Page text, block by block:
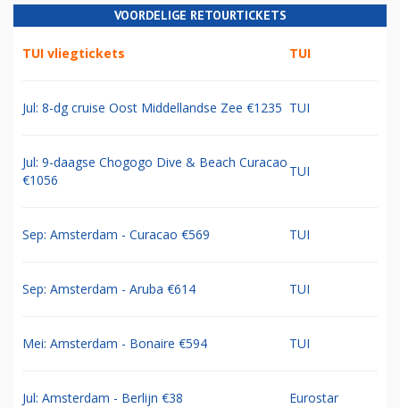
VOORDELIGE RETOURTICKETS
TUI vliegtickets TUI
Jul: 8-dg cruise Oost Middellandse Zee €1235 TUI
Jul: 9-daagse Chogogo Dive & Beach Curacao
€1056
TUI
Sep: Amsterdam - Curacao €569 TUI
Sep: Amsterdam - Aruba €614 TUI
Mei: Amsterdam - Bonaire €594 TUI
Jul: Amsterdam - Berlijn €38 Eurostar